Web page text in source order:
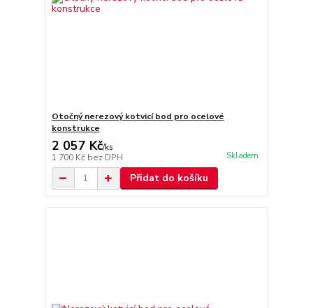
Otočný nerezový kotvicí bod pro ocelové
konstrukce
2 057 Kč/ks
1 700 Kč bez DPH Skladem
Přidat do košíku